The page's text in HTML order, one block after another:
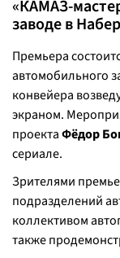
«КАМАЗ-
заводе в
Премьера
автомобильного
конвейера
экраном.
проектаФёдор
сериале.
Зрителями
подразделений
коллективом
также